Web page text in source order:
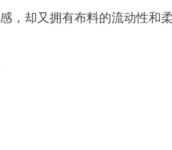
，却又拥有布料的流动性和柔